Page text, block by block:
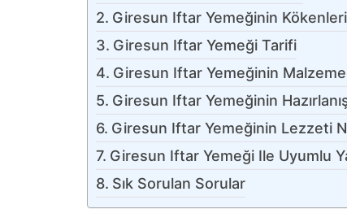
Giresun Iftar Yemeğinin
Giresun Iftar Yemeği Tarifi
Giresun Iftar Yemeğinin
Giresun Iftar Yemeğinin
Giresun Iftar Yemeğinin Lezzeti
Giresun Iftar Yemeği Ile Uyumlu
Sık Sorulan Sorular